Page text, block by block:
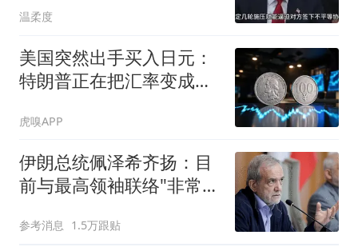
温柔度
美国突然出手买入日元：
特朗普正在把汇率变成新
虎嗅APP
伊朗总统佩泽希齐扬：目
前与最高领袖联络"非常困
参考消息 1.5万跟贴